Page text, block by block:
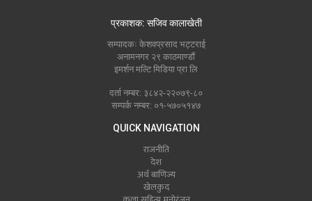
प्रकाशक: सजिव कालाखेती
सम्पादकः केशवप्रसाद भट्टराई
अनामनगर २९ काठमाण्डौं
इमर्शन मल्टि मिडिया प्रा लि
दर्ता नम्बर: ३८४२-२२०७९-८०
सम्पर्क नम्बर: ०१-५७०५१४७
QUICK NAVIGATION
राजनीति
देश
अर्थ बाणिज्य
खेलकुद